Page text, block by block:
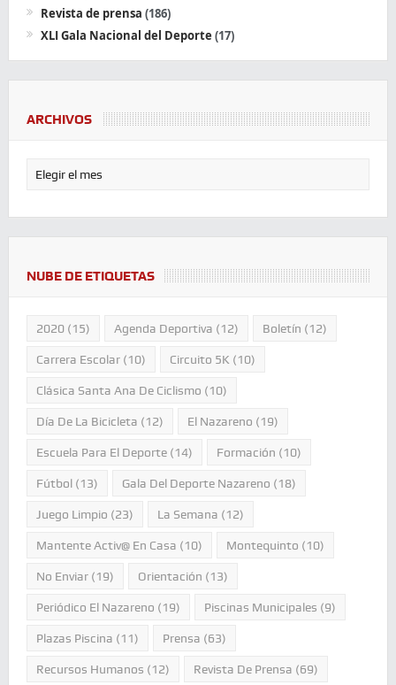
Revista de prensa (186)
XLI Gala Nacional del Deporte (17)
ARCHIVOS
NUBE DE ETIQUETAS
2020(15) Agenda Deportiva (12) Boletín (12)
Carrera Escolar(10) Circuito 5K (10)
Clásica Santa Ana De Ciclismo (10)
Día De La Bicicleta (12) El Nazareno (19)
Escuela Para El Deporte(14) Formación (10)
Fútbol(13) Gala Del Deporte Nazareno (18)
Juego Limpio (23) La Semana (12)
Mantente Activ@ En Casa (10) Montequinto (10)
No Enviar(19) Orientación (13)
Periódico El Nazareno (19) Piscinas Municipales (9)
Plazas Piscina (11) Prensa (63)
Recursos Humanos (12) Revista De Prensa (69)